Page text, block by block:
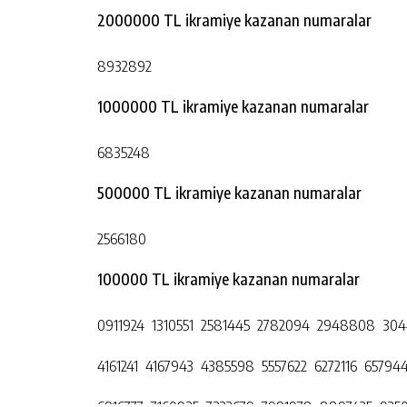
2000000 TL ikramiye kazanan numaralar
8932892
1000000 TL ikramiye kazanan numaralar
6835248
500000 TL ikramiye kazanan numaralar
2566180
100000 TL ikramiye kazanan numaralar
0911924 1310551 2581445 2782094 2948808
4161241 4167943 4385598 5557622 6272116